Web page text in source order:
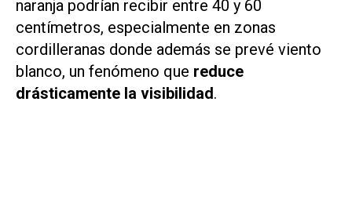
naranja podrían recibir entre 40 y 60
centímetros, especialmente en zonas
cordilleranas donde además se prevé viento
blanco, un fenómeno que reduce
drásticamente la visibilidad.